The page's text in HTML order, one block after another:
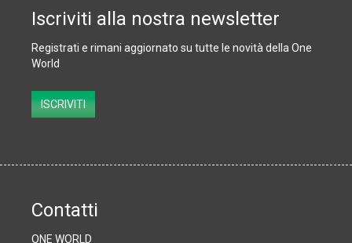
Iscriviti alla nostra newsletter
Registrati e rimani aggiornato su tutte le novità della One
World
ISCRIVITI
Contatti
ONE WORLD